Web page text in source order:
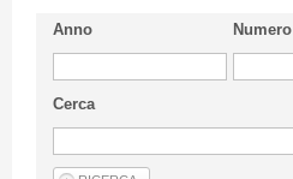
Linee Guida
Privacy Policy
Anno Numero
Cerca